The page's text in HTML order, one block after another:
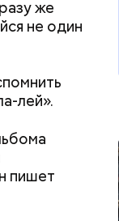
же
не один
лей».
пишет
трех
в